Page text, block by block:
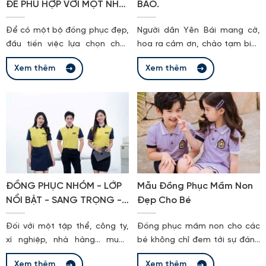
đến từ phong cách và tài
năng khiến chúng ta phải đưa
lên bàn cân. Gia An Uniform -
doanh nghiệp
ĐỂ PHÙ HỢP VỚI MỘT NHU
CẦU NGƯỜI DÙNG?
Để có một bộ đồng phục đẹp,
đầu tiền việc lựa chọn chất
liệu vải vô cùng quan trọng,
sau đây Đồng Phục Gia An
mọi người dễ biết.
Xem thêm
BÀO.
Người dân Yên Bái mang cờ,
hoa ra cảm ơn, chào tạm biệt
các chú bộ đội
Xem thêm
ĐỒNG PHỤC NHÓM - LỚP
NỔI BẬT - SANG TRỌNG -
CÁ TÍNH
Đối với một tập thể, công ty,
xí nghiệp, nhà hàng... muốn
tạo được nét riêng, quảng bá
Mẫu Đồng Phục Mầm Non
Đẹp Cho Bé
Đồng phục mầm non cho các
bé không chỉ đem tới sự đáng
yêu, cute mà còn tạo sự